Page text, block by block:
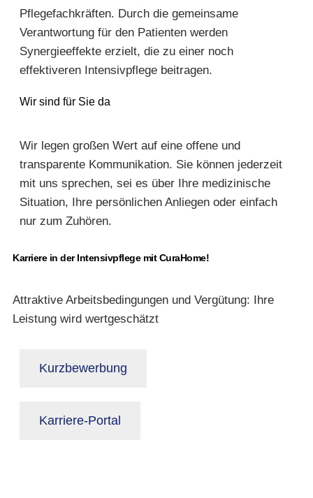
Pflegefachkräften. Durch die gemeinsame
Verantwortung für den Patienten werden
Synergieeffekte erzielt, die zu einer noch
effektiveren Intensivpflege beitragen.
Wir sind für Sie da
Wir legen großen Wert auf eine offene und
transparente Kommunikation. Sie können jederzeit
mit uns sprechen, sei es über Ihre medizinische
Situation, Ihre persönlichen Anliegen oder einfach
nur zum Zuhören.
Karriere in der Intensivpflege mit CuraHome!
Attraktive Arbeitsbedingungen und Vergütung: Ihre
Leistung wird wertgeschätzt
Kurzbewerbung
Karriere-Portal